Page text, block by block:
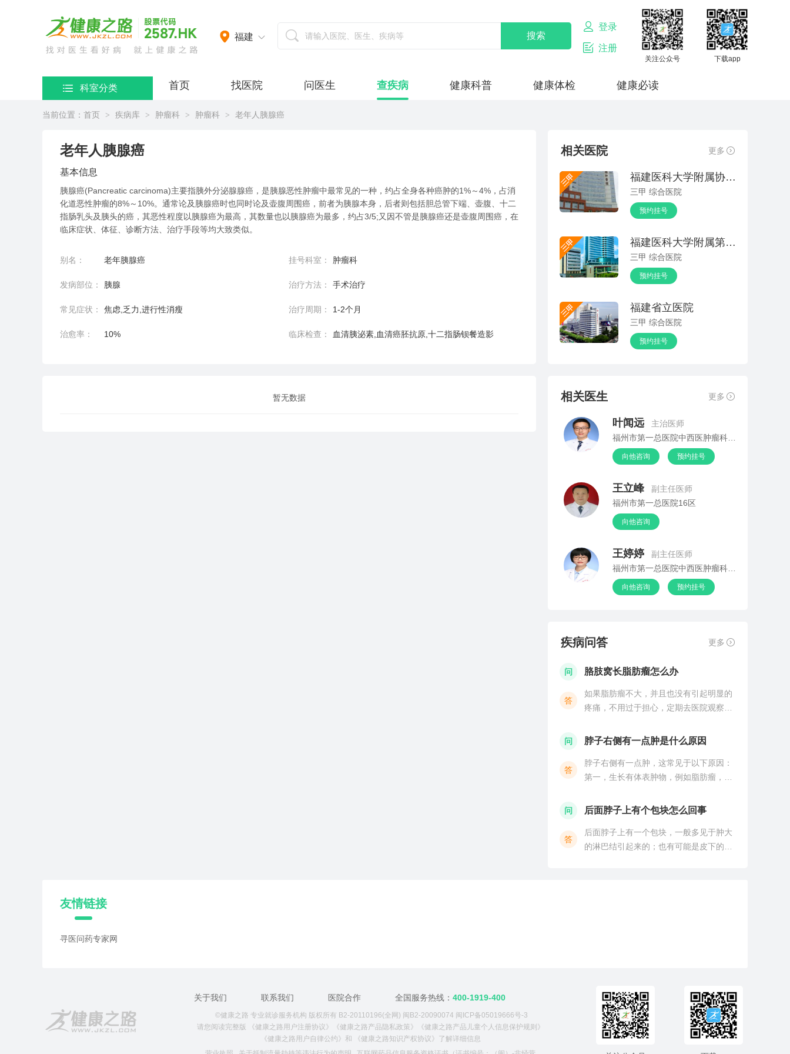
福建
登录
注册
关注公众号 下载app
科室分类 首页 找医院 问医生 查疾病 健康科普 健康体检 健康必读
当前位置： 首页 > 疾病库 > 肿瘤科 > 肿瘤科 > 老年人胰腺癌
老年人胰腺癌
基本信息
胰腺癌(Pancreatic carcinoma)主要指胰外分泌腺腺癌，是胰腺恶性肿瘤中最常见的一种，约占全身各种癌肿的1%～4%，占消
化道恶性肿瘤的8%～10%。通常论及胰腺癌时也同时论及壶腹周围癌，前者为胰腺本身，后者则包括胆总管下端、壶腹、十二
指肠乳头及胰头的癌，其恶性程度以胰腺癌为最高，其数量也以胰腺癌为最多，约占3/5;又因不管是胰腺癌还是壶腹周围癌，在
临床症状、体征、诊断方法、治疗手段等均大致类似。
别名： 老年胰腺癌 挂号科室： 肿瘤科
发病部位： 胰腺 治疗方法： 手术治疗
常见症状： 焦虑,乏力,进行性消瘦 治疗周期： 1-2个月
治愈率： 10% 临床检查： 血清胰泌素,血清癌胚抗原,十二指肠钡餐造影
暂无数据
相关医院 更多
福建医科大学附属协和医院
三甲 综合医院
预约挂号
福建医科大学附属第一医院
三甲 综合医院
预约挂号
福建省立医院
三甲 综合医院
预约挂号
相关医生 更多
叶闻远
主治医师
向他咨询 预约挂号
王立峰
副主任医师
福州市第一总医院16区
向他咨询
王婷婷
副主任医师
向他咨询 预约挂号
疾病问答 更多
问 胳肢窝长脂肪瘤怎么办
答
如果脂肪瘤不大，并且也没有引起明显的
疼痛，不用过于担心，定期去医院观察即
体内的脂肪颗粒在局部异常汇聚增大，并
皮肤出现红肿及破溃，
问 脖子右侧有一点肿是什么原因
答
脖子右侧有一点肿，这常见于以下原因：
第一，生长有体表肿物，例如脂肪瘤，纤
超，或者是CT进行明确。第二，有可能是
例如细菌感染，病毒感
问 后面脖子上有个包块怎么回事
答
后面脖子上有一个包块，一般多见于肿大
的淋巴结引起来的；也有可能是皮下的脂
友情链接
寻医问药专家网
关于我们 联系我们 医院合作 全国服务热线： 400-1919-400
©健康之路 专业就诊服务机构 版权所有 B2-20110196(全网) 闽B2-20090074 闽ICP备05019666号-3
请您阅读完整版
《健康之路用户注册协议》 《健康之路产品隐私政策》
《健康之路产品儿童个人信息保护规则》
《健康之路用户自律公约》 和 《健康之路知识产权协议》 了解详细信息